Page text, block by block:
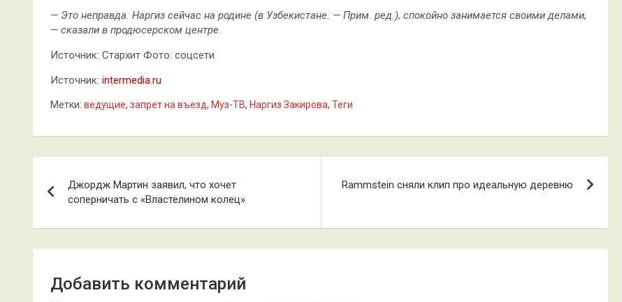
— Это неправда. Наргиз сейчас на родине (в Узбекистане. — Прим. ред.), спокойно занимается своими делами,
— сказали в продюсерском центре.
Источник: Стархит Фото: соцсети
Источник: intermedia.ru
Метки: ведущие, запрет на въезд, Муз-ТВ, Наргиз Закирова, Теги
по
записям
Джордж Мартин заявил, что хочет
соперничать с «Властелином колец»
Rammstein сняли клип про идеальную деревню
Добавить комментарий